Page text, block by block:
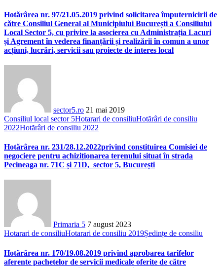
Hotărârea nr. 97/21.05.2019 privind solicitarea împuternicirii de
către Consiliul General al Municipiului București a Consiliului
Local Sector 5, cu privire la asocierea cu Administrația Lacuri
și Agrement în vederea finanțării și realizării în comun a unor
acțiuni, lucrări, servicii sau proiecte de interes local
sector5.ro 21 mai 2019
Consiliul local sector 5Hotarari de consiliuHotărâri de consiliu
2022Hotărâri de consiliu 2022
Hotărârea nr. 231/28.12.2022privind constituirea Comisiei de
negociere pentru achiziționarea terenului situat în strada
Pecineaga nr. 71C și 71D, sector 5, București
Primaria 5 7 august 2023
Hotarari de consiliuHotarari de consiliu 2019Ședințe de consiliu
Hotărârea nr. 170/19.08.2019 privind aprobarea tarifelor
aferente pachetelor de servicii medicale oferite de către